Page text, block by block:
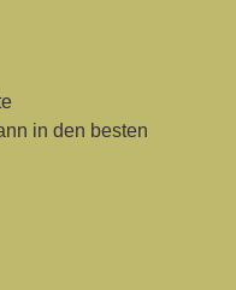
in den besten